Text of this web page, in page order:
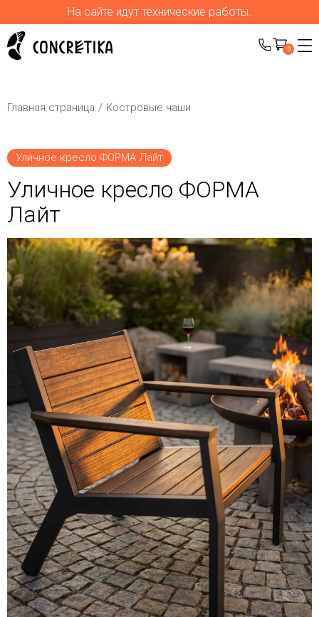
На сайте идут технические работы.
0
Главная страница Костровые чаши
Уличное кресло ФОРМА Лайт
Уличное кресло ФОРМА
Лайт